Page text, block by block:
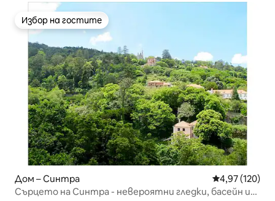
Избор на гостите
Избор на гостите
Дом – Синтра Средна
4,97 (120)
Сърцето на Синтра - невероятни гледки, басейн и